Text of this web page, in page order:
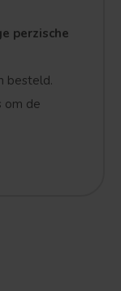
perzische
besteld.
om de